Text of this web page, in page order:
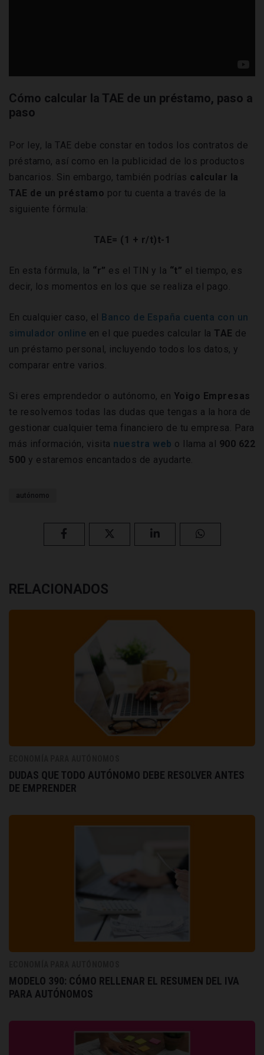
Cómo calcular la TAE de un préstamo, paso a
paso
Por ley, la TAE debe constar en todos los contratos de
préstamo, así como en la publicidad de los productos
bancarios. Sin embargo, también podrías calcular la
TAE de un préstamo por tu cuenta a través de la
siguiente fórmula:
TAE= (1 + r/t)t-1
En esta fórmula, la “r” es el TIN y la “t” el tiempo, es
decir, los momentos en los que se realiza el pago.
En cualquier caso, el Banco de España cuenta con un
simulador online en el que puedes calcular la TAE de
un préstamo personal, incluyendo todos los datos, y
comparar entre varios.
Si eres emprendedor o autónomo, en Yoigo Empresas
te resolvemos todas las dudas que tengas a la hora de
gestionar cualquier tema financiero de tu empresa. Para
más información, visita nuestra web o llama al 900 622
500 y estaremos encantados de ayudarte.
autónomo
RELACIONADOS
DUDAS QUE TODO AUTÓNOMO DEBE RESOLVER ANTES
DE EMPRENDER
MODELO 390: CÓMO RELLENAR EL RESUMEN DEL IVA
PARA AUTÓNOMOS